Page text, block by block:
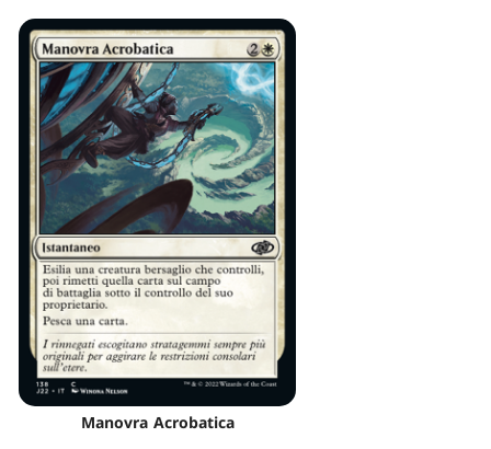
Manovra Acrobatica